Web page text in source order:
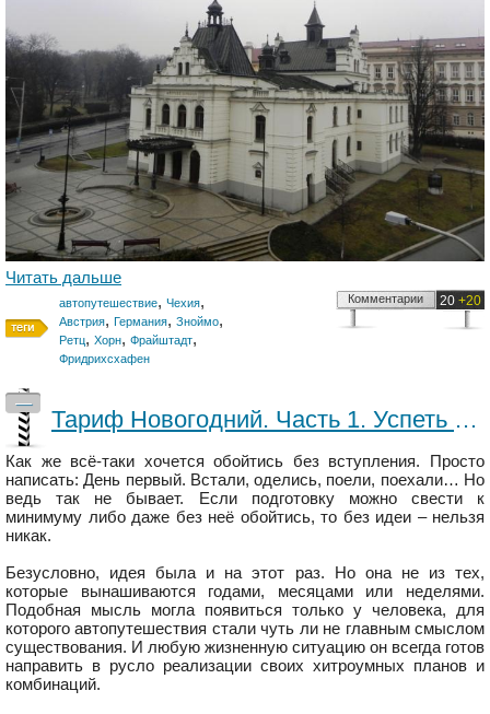
Читать дальше
автопутешествие, Чехия,
Австрия, Германия, Зноймо,
Ретц, Хорн, Фрайштадт,
Фридрихсхафен
20 +20
Комментарии
—
Тариф Новогодний. Часть 1. Успеть до полуночи.
Как же всё-таки хочется обойтись без вступления. Просто
написать: День первый. Встали, оделись, поели, поехали… Но
ведь так не бывает. Если подготовку можно свести к
минимуму либо даже без неё обойтись, то без идеи – нельзя
никак.
Безусловно, идея была и на этот раз. Но она не из тех,
которые вынашиваются годами, месяцами или неделями.
Подобная мысль могла появиться только у человека, для
которого автопутешествия стали чуть ли не главным смыслом
существования. И любую жизненную ситуацию он всегда готов
направить в русло реализации своих хитроумных планов и
комбинаций.